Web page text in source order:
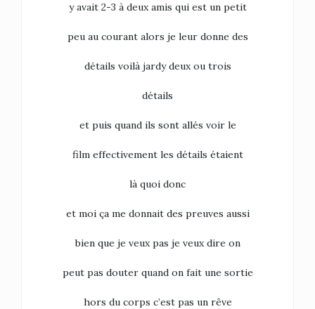
y avait 2-3 à deux amis qui est un petit
peu au courant alors je leur donne des
détails voilà jardy deux ou trois
détails
et puis quand ils sont allés voir le
film effectivement les détails étaient
là quoi donc
et moi ça me donnait des preuves aussi
bien que je veux pas je veux dire on
peut pas douter quand on fait une sortie
hors du corps c’est pas un rêve